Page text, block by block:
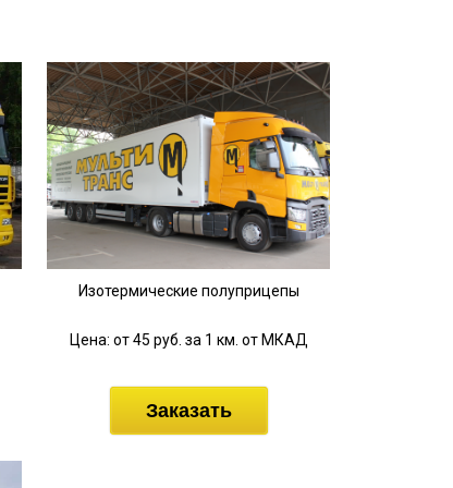
Изотермические полуприцепы
Цена: от 45 руб. за 1 км. от МКАД
Заказать